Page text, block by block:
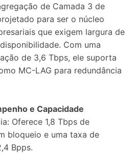
de Camada 3 de
para ser o núcleo
que exigem largura de
Com uma
de 3,6 Tbps, ele suporta
MC-LAG para redundância
e Capacidade
Oferece 1,8 Tbps de
bloqueio e uma taxa de
Bpps.